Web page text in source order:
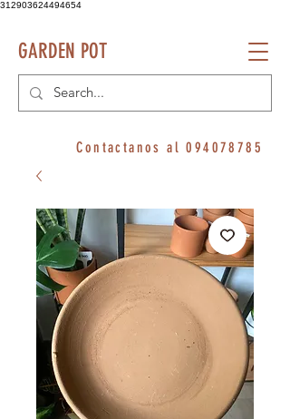
312903624494654
GARDEN POT
Contactanos al094078785